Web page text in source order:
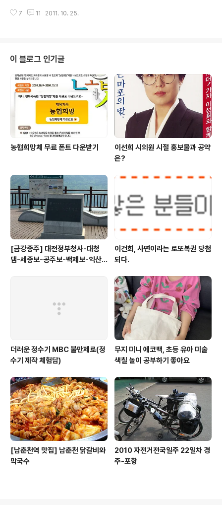
에서 받았는데 그때 기억이 새록새록 나더군요. 훈련받느
번 가고 그동안 못갔는데 2호선 탄 김에 신림역까지 가기
운'과 '양지순대타운'이 있습니다. 우리는 원조민속순대타
운으로 가기로 합니다. 예전에 양지순대타운에서 먹고 블
로그에 포스팅 [순대맛집]신림동 순대타운 백순대 볶음 을
한적이 있는데 그때 댓글을 정성스럽게 작성해주셨던 분이
있어서 그 집으로 가보기로 했습니다. 민속순대타운 3층에
있는 '순창집'이라는 곳인데요. 아주머니..
7 11 2011. 10. 25.
이 블로그 인기글
농협희망체 무료 폰트 다운받기
이선희 시의원 시절 홍보물과 공약
은?
[금강종주] 대전정부청사-대청
댐-세종보-공주보-백제보-익산
이건희, 사면이라는 로또복권 당첨
되다.
더러운 정수기 MBC 불만제로(정
수기 제작 체험담)
무지 미니 에코백, 초등 유아 미술
색칠 놀이 공부하기 좋아요
[남춘천역 맛집] 남춘천 닭갈비와
막국수
2010 자전거전국일주 22일차 경
주-포항